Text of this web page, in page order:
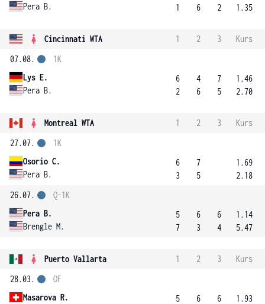
Pera B.
1
6
2
1.35
Cincinnati WTA 1 2 3
Kurs
07.08.
Lys E.
Pera B.
1K
6
2
4
6
7
5
1.46
2.70
Montreal WTA 1 2 3
Kurs
27.07.
Osorio C.
Pera B.
1K
6
3
7
5
1.69
2.18
26.07.
Pera B.
Brengle M.
Q-1K
5
7
6
3
6
4
1.14
5.47
Puerto Vallarta 1 2 3
Kurs
28.03.
Masarova R.
OF
5
6
6
1.93